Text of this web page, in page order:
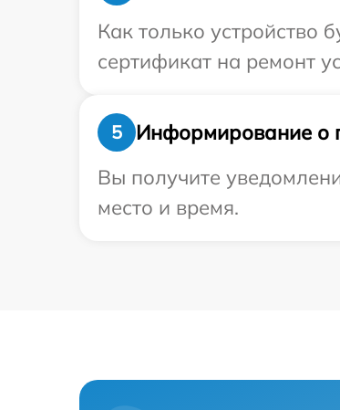
Как только устройство
сертификат на ремонт
5
Информирование о
Вы получите
место и время.